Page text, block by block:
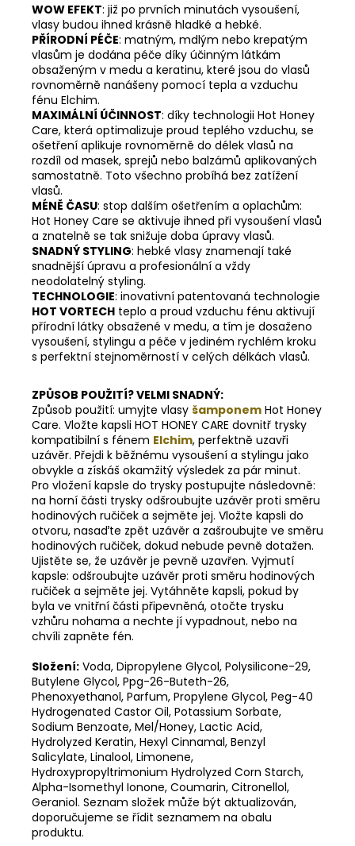
WOW EFEKT: již po prvních minutách vysoušení,
vlasy budou ihned krásně hladké a hebké.
PŘÍRODNÍ PÉČE: matným, mdlým nebo krepatým
vlasům je dodána péče díky účinným látkám
obsaženým v medu a keratinu, které jsou do vlasů
rovnoměrně nanášeny pomocí tepla a vzduchu
fénu Elchim.
MAXIMÁLNÍ ÚČINNOST: díky technologii Hot Honey
Care, která optimalizuje proud teplého vzduchu, se
ošetření aplikuje rovnoměrně do délek vlasů na
rozdíl od masek, sprejů nebo balzámů aplikovaných
samostatně. Toto všechno probíhá bez zatížení
vlasů.
MÉNĚ ČASU: stop dalším ošetřením a oplachům:
Hot Honey Care se aktivuje ihned při vysoušení vlasů
a znatelně se tak snižuje doba úpravy vlasů.
SNADNÝ STYLING: hebké vlasy znamenají také
snadnější úpravu a profesionální a vždy
neodolatelný styling.
TECHNOLOGIE: inovativní patentovaná technologie
HOT VORTECH teplo a proud vzduchu fénu aktivují
přírodní látky obsažené v medu, a tím je dosaženo
vysoušení, stylingu a péče v jediném rychlém kroku
s perfektní stejnoměrností v celých délkách vlasů.
ZPŮSOB POUŽITÍ? VELMI SNADNÝ:
Způsob použití: umyjte vlasy šamponem Hot Honey
Care. Vložte kapsli HOT HONEY CARE dovnitř trysky
kompatibilní s fénem Elchim, perfektně uzavři
uzávěr. Přejdi k běžnému vysoušení a stylingu jako
obvykle a získáš okamžitý výsledek za pár minut.
Pro vložení kapsle do trysky postupujte následovně:
na horní části trysky odšroubujte uzávěr proti směru
hodinových ručiček a sejměte jej. Vložte kapsli do
otvoru, nasaďte zpět uzávěr a zašroubujte ve směru
hodinových ručiček, dokud nebude pevně dotažen.
Ujistěte se, že uzávěr je pevně uzavřen. Vyjmutí
kapsle: odšroubujte uzávěr proti směru hodinových
ručiček a sejměte jej. Vytáhněte kapsli, pokud by
byla ve vnitřní části připevněná, otočte trysku
vzhůru nohama a nechte jí vypadnout, nebo na
chvíli zapněte fén.
Složení: Voda, Dipropylene Glycol, Polysilicone-29,
Butylene Glycol, Ppg-26-Buteth-26,
Phenoxyethanol, Parfum, Propylene Glycol, Peg-40
Hydrogenated Castor Oil, Potassium Sorbate,
Sodium Benzoate, Mel/Honey, Lactic Acid,
Hydrolyzed Keratin, Hexyl Cinnamal, Benzyl
Salicylate, Linalool, Limonene,
Hydroxypropyltrimonium Hydrolyzed Corn Starch,
Alpha-Isomethyl Ionone, Coumarin, Citronellol,
Geraniol. Seznam složek může být aktualizován,
doporučujeme se řídit seznamem na obalu
produktu.